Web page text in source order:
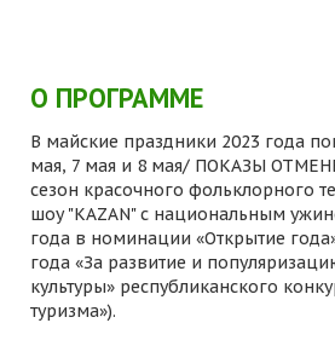
О ПРОГРАММЕ
В майские праздники 2023 года
мая, 7 мая и 8 мая/ ПОКАЗЫ
сезон красочного фольклорного
шоу "KAZAN" с национальным
года в номинации «Открытие
года «За развитие и
культуры» республиканского
туризма»).